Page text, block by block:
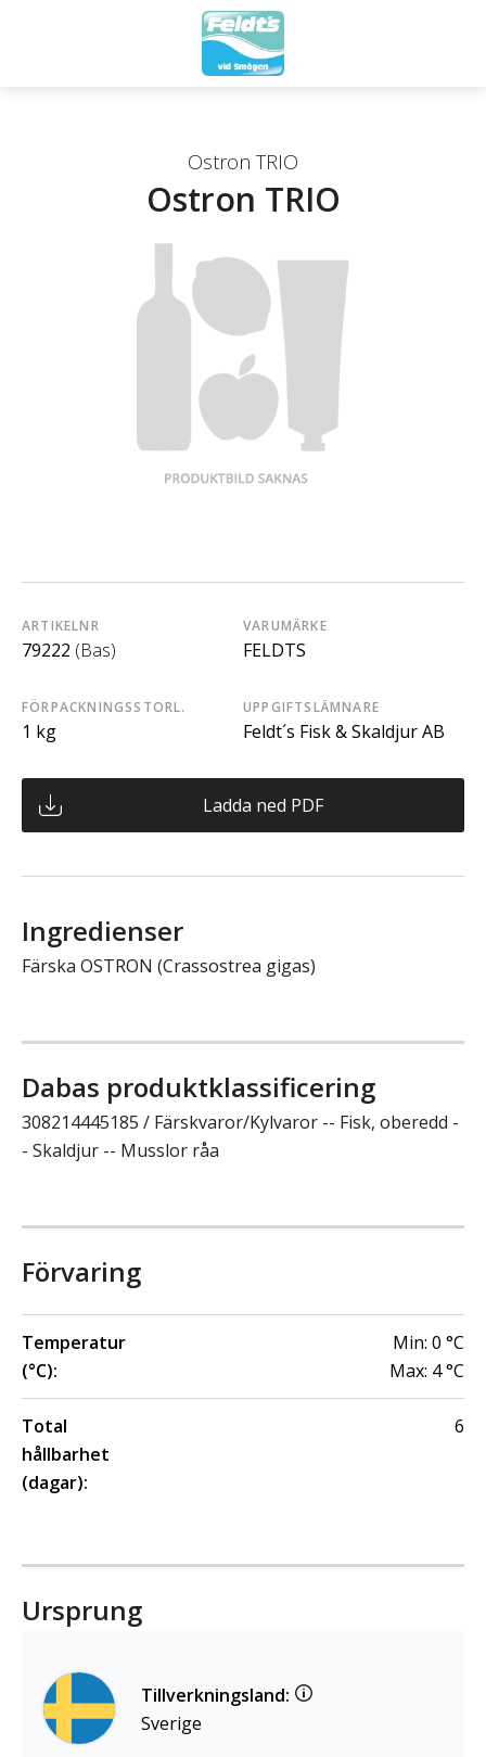
Ostron TRIO
Ostron TRIO
ARTIKELNR
79222 (Bas)
VARUMÄRKE
FELDTS
FÖRPACKNINGSSTORL.
1 kg
UPPGIFTSLÄMNARE
Feldt´s Fisk & Skaldjur AB
Ladda ned PDF
Ingredienser
Färska OSTRON (Crassostrea gigas)
Dabas produktklassificering
308214445185 / Färskvaror/Kylvaror -- Fisk, oberedd -
- Skaldjur -- Musslor råa
Förvaring
Temperatur
(°C):
Min: 0 °C
Max: 4°C
Total
hållbarhet
(dagar):
6
Ursprung
Tillverkningsland:
Sverige